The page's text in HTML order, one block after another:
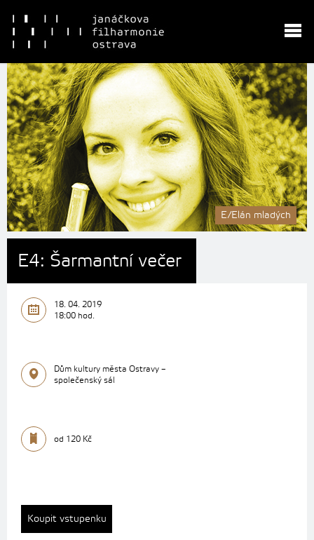
E/Elán mladých
E4: Šarmantní večer
18. 04. 2019
18:00 hod.
Dům kultury města Ostravy –
společenský sál
od 120 Kč
Koupit vstupenku